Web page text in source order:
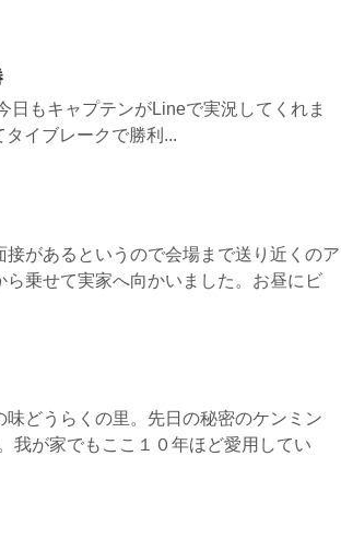
日もキャプテンがLineで実況してくれま
イブレークで勝利...
があるというので会場まで送り近くのア
乗せて実家へ向かいました。お昼にビ
どうらくの里。先日の秘密のケンミン
我が家でもここ１０年ほど愛用してい